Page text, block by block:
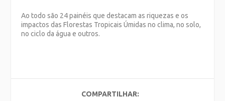
Ao todo são 24 painéis que destacam as riquezas e os
impactos das Florestas Tropicais Úmidas no clima, no solo,
no ciclo da água e outros.
COMPARTILHAR: